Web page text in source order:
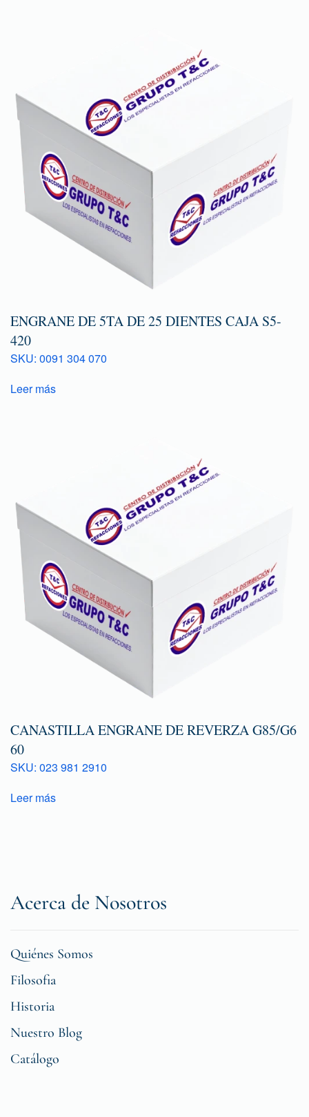
ENGRANE DE 5TA DE 25 DIENTES CAJA S5-
420
SKU: 0091 304 070
Leer más
CANASTILLA ENGRANE DE REVERZA G85/G6
60
SKU: 023 981 2910
Leer más
Acerca de Nosotros
Quiénes Somos
Filosofia
Historia
Nuestro Blog
Catálogo